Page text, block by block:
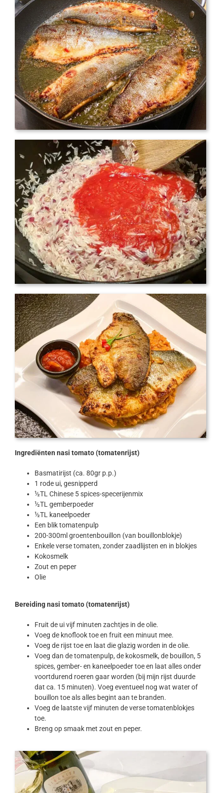
Ingrediënten nasi tomato (tomatenrijst)
Basmatirijst (ca. 80gr p.p.)
1 rode ui, gesnipperd
½TL Chinese 5 spices-specerijenmix
½TL gemberpoeder
½TL kaneelpoeder
Een blik tomatenpulp
200-300ml groentenbouillon (van bouillonblokje)
Enkele verse tomaten, zonder zaadlijsten en in blokjes
Kokosmelk
Zout en peper
Olie
Bereiding nasi tomato (tomatenrijst)
Fruit de ui vijf minuten zachtjes in de olie.
Voeg de knoflook toe en fruit een minuut mee.
Voeg de rijst toe en laat die glazig worden in de olie.
Voeg dan de tomatenpulp, de kokosmelk, de bouillon, 5
spices, gember- en kaneelpoeder toe en laat alles onder
voortdurend roeren gaar worden (bij mijn rijst duurde
dat ca. 15 minuten). Voeg eventueel nog wat water of
bouillon toe als alles begint aan te branden.
Voeg de laatste vijf minuten de verse tomatenblokjes
toe.
Breng op smaak met zout en peper.